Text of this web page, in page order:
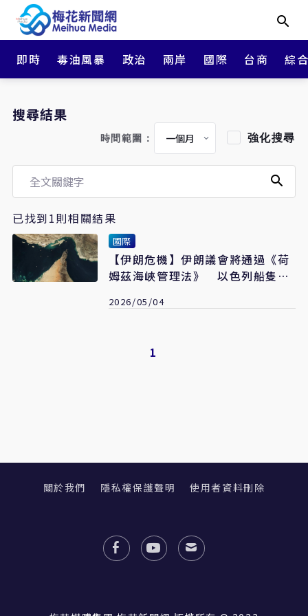
即時 毒油風暴 政治 兩岸 國際 台商 綜
搜尋結果
時間範圍： 強化搜尋
已找到1則相關結果
國際
【伊朗危機】伊朗議會將通過《荷
姆茲海峽管理法》 以色列船隻永
2026/05/04
1
關於我們 隱私權保護聲明 使用者資料刪除